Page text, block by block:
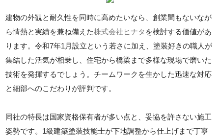
建物の外観と耐久性を同時に高めたいなら、創業間もないなが
ら情熱と実績を兼ね備えた株式会社ヒナタ を検討する価値があ
ります。令和7年1月設立という若さに加え、塗装好きの職人が
集結した活気が相乗し、住宅から橋梁まで多様な現場で磨いた
技術を発揮するでしょう。チームワークを生かした迅速な対応
と細部へのこだわりが評判です。
同社の特長は国家資格保有者が多い点と、妥協を許さない施工
姿勢です。1級建築塗装技能士が下地調整から仕上げまで丁寧